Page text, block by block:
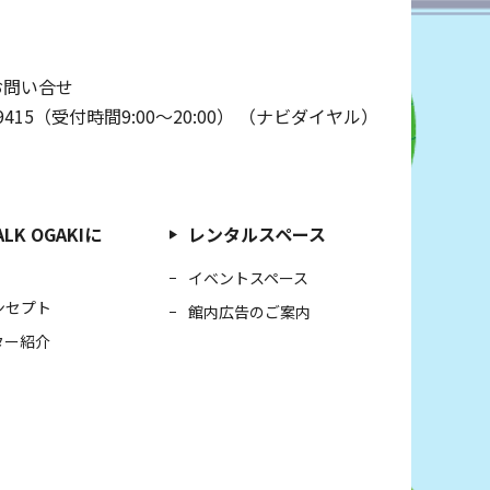
い合せ
（受付時間9:00～20:00）
（ナビダイヤル）
OGAKIに
プト
ー紹介
レンタルスペース
イベントスペース
館内広告のご案内